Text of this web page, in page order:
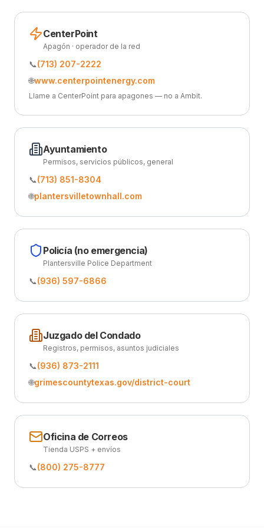
CenterPoint
Apagón · operador de la red
📞(713) 207-2222
🌐www.centerpointenergy.com
Llame a CenterPoint para apagones — no a Ambit.
Ayuntamiento
Permisos, servicios públicos, general
📞(713) 851-8304
🌐plantersvilletownhall.com
Policía (no emergencia)
Plantersville Police Department
📞(936) 597-6866
Juzgado del Condado
Registros, permisos, asuntos judiciales
📞(936) 873-2111
🌐grimescountytexas.gov/district-court
Oficina de Correos
Tienda USPS + envíos
📞(800) 275-8777